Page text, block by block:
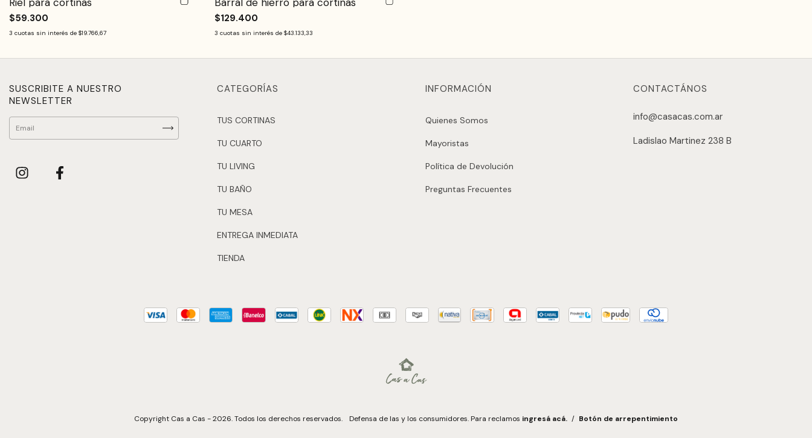
$59.300
3 cuotas sin interés de $19.766,67
$129.400
3 cuotas sin interés de $43.133,33
SUSCRIBITE A NUESTRO
NEWSLETTER
CATEGORÍAS
TUS CORTINAS
TU CUARTO
TU LIVING
TU BAÑO
TU MESA
ENTREGA INMEDIATA
TIENDA
INFORMACIÓN
Quienes Somos
Mayoristas
Política de Devolución
Preguntas Frecuentes
CONTACTÁNOS
info@casacas.com.ar
Ladislao Martinez 238 B
Copyright Cas a Cas - 2026. Todos los derechos reservados. Defensa de las y los consumidores. Para reclamos ingresá acá. / Botón de arrepentimiento